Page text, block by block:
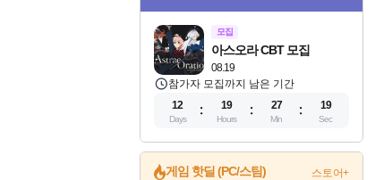
모집
08.19
아스오라 CBT 모집
참가자 모집까지 남은 기간
12
Days
19
Hours
27
Min
17
Sec
게임 핫딜 (PC/스팀) 스토어+